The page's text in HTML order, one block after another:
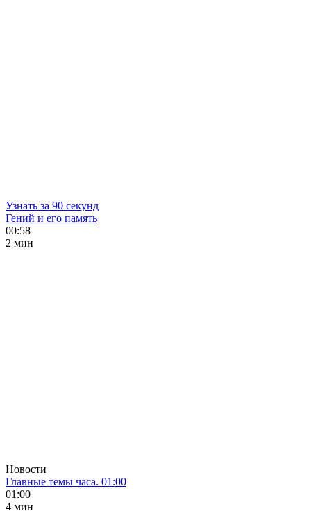
Узнать за 90 секунд
Гений и его память
00:58
2 мин
Новости
Главные темы часа. 01:00
01:00
4 мин